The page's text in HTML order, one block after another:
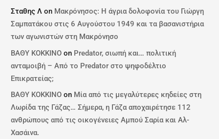
Σταθης Λ on Μακρόνησος: Η άγρια δολοφονία του Γιώργη
Σαμπατάκου στις 6 Αυγούστου 1949 και τα βασανιστήρια
των αγωνιστών στη Μακρόνησο
ΒΑΘΥ ΚΟΚΚΙΝΟ on Predator, σιωπή και… πολιτική
ανταμοιβή – Από το Predator στο ψηφοδέλτιο
Επικρατείας;
ΒΑΘΥ ΚΟΚΚΙΝΟ on Μία από τις μεγαλύτερες κηδείες στη
Λωρίδα της Γάζας… Σήμερα, η Γάζα αποχαιρέτησε 112
ανθρώπους από τις οικογένειες Αμπού Σαρία και Αλ-
Χασάινα.